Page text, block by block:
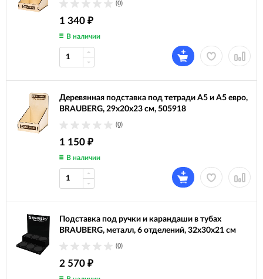
(0)
1 340 ₽
В наличии
Деревянная подставка под тетради А5 и A5 евро,
BRAUBERG, 29х20х23 см, 505918
(0)
1 150 ₽
В наличии
Подставка под ручки и карандаши в тубах
BRAUBERG, металл, 6 отделений, 32x30x21 см
(0)
2 570 ₽